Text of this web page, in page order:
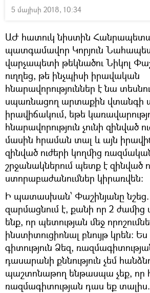
5 մայիսի 2018, 10:34
ԱԺ հատուկ նիստին
պատգամավոր Կորյուն
վարչապետի թեկնածու Նիկոլ
ուղղեց, թե ինչպիսի իրավական
հնարավորություններ է նա
սպառնացող արտաքին վտանգի
իրավիճակում, եթե
հնարավորություն չունի զինված
մասին հրաման տալ և այն
զինված ուժերի կողմից
շրջանակներում պետք է զինված
ստորաբաժանումներ կիրառվեն:
Ի պատասխան՝ Փաշինյանը նշեց.
զարմացնում է, քանի որ 2 ժամից
ենք, որ պետության մեջ
ինստիտուցիոնալ բնույթ կրեն:
գիտություն Ձեզ,
դասարանի քննություն չեմ
պաշտոնաթող ենթասպա չեք, որ
ռազմագիտության դաս եք